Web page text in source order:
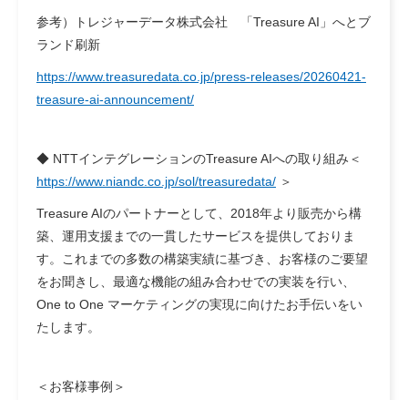
参考）トレジャーデータ株式会社 「Treasure AI」へとブ
ランド刷新
https://www.treasuredata.co.jp/press-releases/20260421-
treasure-ai-announcement/
◆ NTTインテグレーションのTreasure AIへの取り組み ＜
https://www.niandc.co.jp/sol/treasuredata/ ＞
Treasure AIのパートナーとして、2018年より販売から構
築、運用支援までの一貫したサービスを提供しておりま
す。これまでの多数の構築実績に基づき、お客様のご要望
をお聞きし、最適な機能の組み合わせでの実装を行い、
One to One マーケティングの実現に向けたお手伝いをい
たします。
＜お客様事例＞